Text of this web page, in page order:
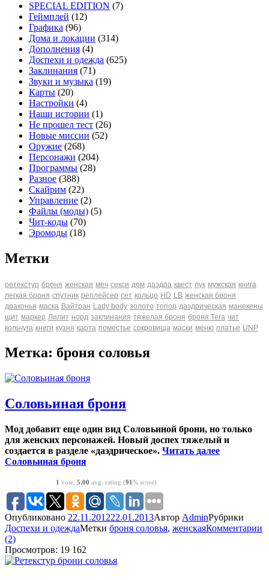
SPECIAL EDITION (7)
Геймплей (12)
Графика (96)
Дома и локации (314)
Дополнения (4)
Доспехи и одежда (625)
Заклинания (71)
Звуки и музыка (19)
Карты (20)
Настройки (4)
Наши истории (1)
Не прошел тест (26)
Новые миссии (52)
Оружие (268)
Персонажи (204)
Программы (28)
Разное (388)
Скайрим (22)
Управление (2)
Файлы (моды) (5)
Чит-коды (70)
Эромоды (18)
Метки
ретекстур броня женская меч секси дом даэдра квест лук мужская книга
легкая броня спутник реплейсер сет кольцо HD LB женская броня
драконья маска Вайтран Lady body золото топор даэдрическая манекены
щит маркер Лилит норд заклинания тяжелая броня броня Tera чит
кольчуга книги кузня карта поместье сокровища маски меню платье UNP
Метка: броня соловья
Соловьиная броня
Мод добавит еще один вид Соловьиной брони, но только
для женских персонажей. Новый доспех тяжелый и
создается в разделе «даэдрическое». Читать далее
Соловьиная броня
1 vote, 5.00 avg. rating (91% score)
Опубликовано 22.11.201222.01.2013Автор AdminРубрики
Доспехи и одеждаМетки броня соловья, женскаяКомментарии
(2)
Просмотров: 19 162